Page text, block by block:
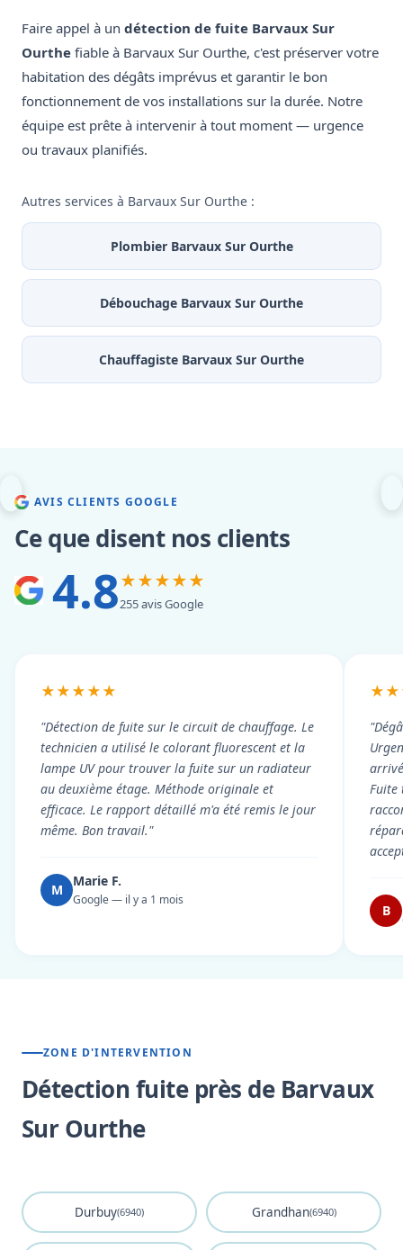
Faire appel à un détection de fuite Barvaux Sur
Ourthe fiable à Barvaux Sur Ourthe, c'est préserver votre
habitation des dégâts imprévus et garantir le bon
fonctionnement de vos installations sur la durée. Notre
équipe est prête à intervenir à tout moment — urgence
ou travaux planifiés.
Autres services à Barvaux Sur Ourthe :
Plombier Barvaux Sur Ourthe
Débouchage Barvaux Sur Ourthe
Chauffagiste Barvaux Sur Ourthe
AVIS CLIENTS GOOGLE
Ce que disent nos clients
4.8★★★★★
255 avis Google
★★★★★
"Détection de fuite sur le circuit de chauffage. Le
technicien a utilisé le colorant fluorescent et la
lampe UV pour trouver la fuite sur un radiateur
au deuxième étage. Méthode originale et
efficace. Le rapport détaillé m'a été remis le jour
même. Bon travail."
M
Marie F.
Google — il y a 1 mois
Fuite
B
ZONE D'INTERVENTION
Détection fuite près de Barvaux
Sur Ourthe
Durbuy(6940) Grandhan(6940)